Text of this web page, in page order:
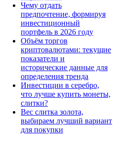
Чему отдать
предпочтение, формируя
инвестиционный
портфель в 2026 году
Объём торгов
криптовалютами: текущие
показатели и
исторические данные для
определения тренда
Инвестиции в серебро,
что лучше купить монеты,
слитки?
Вес слитка золота,
выбираем лучший вариант
для покупки